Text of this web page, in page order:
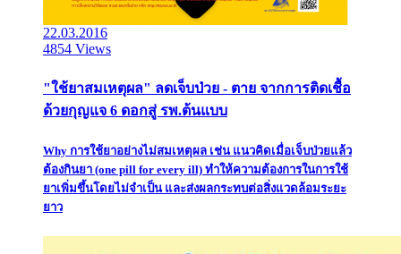
22.03.2016
4854 Views
"ใช้ยาสมเหตุผล" ลดเจ็บป่วย - ตาย จากการติดเชื้อ
ด้วยกุญแจ 6 ดอกสู่ รพ.ต้นแบบ
Why การใช้ยาอย่างไม่สมเหตุผล เช่น แนวคิดเมื่อเจ็บป่วยแล้ว
ต้องกินยา (one pill for every ill) ทำให้ความต้องการในการใช้
ยาเพิ่มขึ้นโดยไม่จำเป็น และส่งผลกระทบต่อสิ่งแวดล้อมระยะ
ยาว